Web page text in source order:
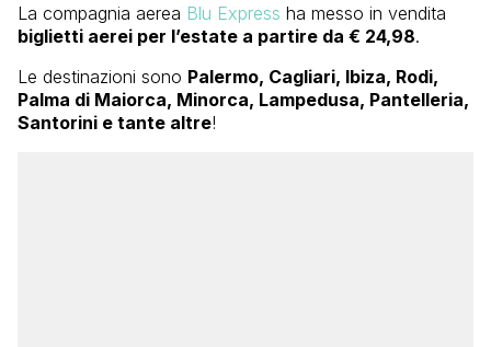
La compagnia aerea Blu Express ha messo in vendita
biglietti aerei per l’estate a partire da € 24,98.
Le destinazioni sono Palermo, Cagliari, Ibiza, Rodi,
Palma di Maiorca, Minorca, Lampedusa, Pantelleria,
Santorini e tante altre!